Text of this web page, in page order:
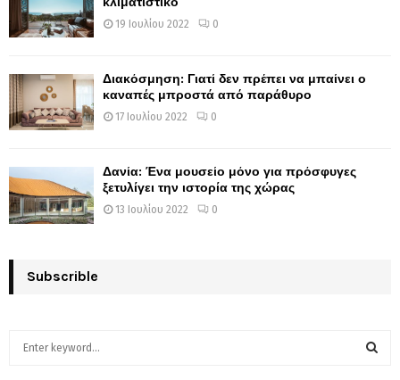
19 Ιουλίου 2022 0
Διακόσμηση: Γιατί δεν πρέπει να μπαίνει ο
καναπές μπροστά από παράθυρο
17 Ιουλίου 2022 0
Δανία: Ένα μουσείο μόνο για πρόσφυγες
ξετυλίγει την ιστορία της χώρας
13 Ιουλίου 2022 0
Subscrible